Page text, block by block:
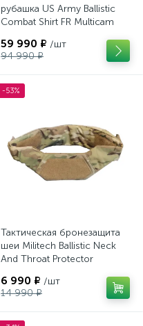
рубашка US Army Ballistic
Combat Shirt FR Multicam
59 990 ₽ /шт
94 990 ₽
-53%
Тактическая бронезащита
шеи Militech Ballistic Neck
And Throat Protector
6 990 ₽ /шт
14 990 ₽